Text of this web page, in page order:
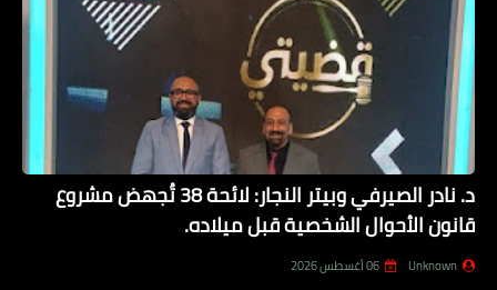
د. نادر الصيرفي وبيتر النجار: لائحة 38 تُجهض مشروع
قانون الأحوال الشخصية قبل ميلاده.
Unknown 06 أغسطس 2026